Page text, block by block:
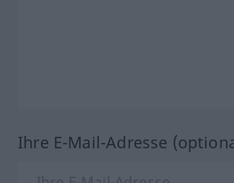
Ihre E-Mail-Adresse